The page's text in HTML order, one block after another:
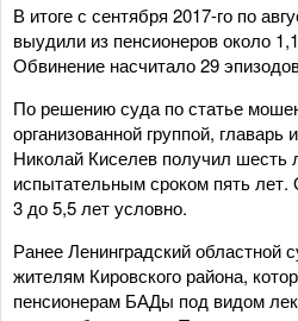
В итоге с сентября 2017-го по
выудили из пенсионеров около
Обвинение насчитало 29
По решению суда по статье
организованной группой, главарь
Николай Киселев получил шесть
испытательным сроком пять лет.
3 до 5,5 лет условно.
Ранее Ленинградский областной
жителям Кировского района,
пенсионерам БАДы под видом